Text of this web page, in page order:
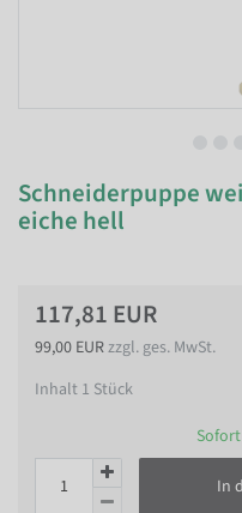
Schneiderpuppe
eiche hell
117,81 EUR
99,00 EURzzgl. ges. MwSt.
Inhalt 1 Stück
In